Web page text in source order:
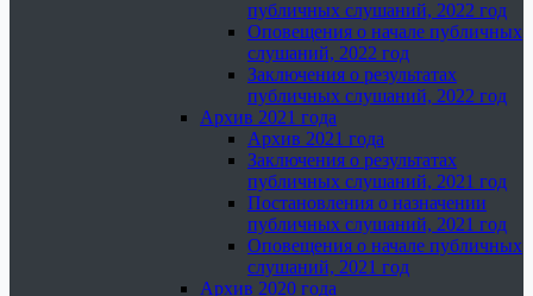
публичных слушаний, 2022 год
Оповещения о начале публичных
слушаний, 2022 год
Заключения о результатах
публичных слушаний, 2022 год
Архив 2021 года
Архив 2021 года
Заключения о результатах
публичных слушаний, 2021 год
Постановления о назначении
публичных слушаний, 2021 год
Оповещения о начале публичных
слушаний, 2021 год
Архив 2020 года